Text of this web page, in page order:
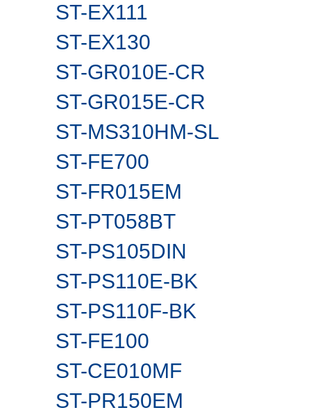
ST-EX111
ST-EX130
ST-GR010E-CR
ST-GR015E-CR
ST-MS310HM-SL
ST-FE700
ST-FR015EM
ST-PT058BT
ST-PS105DIN
ST-PS110E-BK
ST-PS110F-BK
ST-FE100
ST-CE010MF
ST-PR150EM